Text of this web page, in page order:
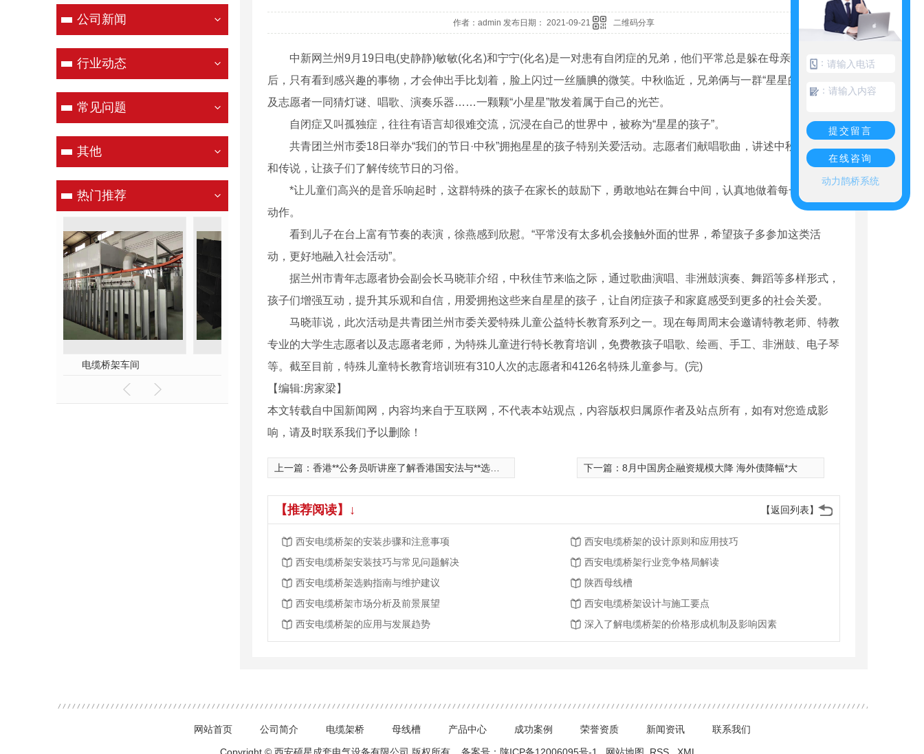
公司新闻
行业动态
常见问题
其他
热门推荐
防火桥架产品 镀锌桥架产品
作者：admin 发布日期： 2021-09-21 二维码分享
中新网兰州9月19日电(史静静)敏敏(化名)和宁宁(化名)是一对患有自闭症的兄弟，他们平常总是躲在母亲徐燕的身
后，只有看到感兴趣的事物，才会伸出手比划着，脸上闪过一丝腼腆的微笑。中秋临近，兄弟俩与一群“星星的孩子”以
及志愿者一同猜灯谜、唱歌、演奏乐器……一颗颗“小星星”散发着属于自己的光芒。
自闭症又叫孤独症，往往有语言却很难交流，沉浸在自己的世界中，被称为“星星的孩子”。
共青团兰州市委18日举办“我们的节日·中秋”拥抱星星的孩子特别关爱活动。志愿者们献唱歌曲，讲述中秋节的来历
和传说，让孩子们了解传统节日的习俗。
*让儿童们高兴的是音乐响起时，这群特殊的孩子在家长的鼓励下，勇敢地站在舞台中间，认真地做着每一个舞蹈
动作。
看到儿子在台上富有节奏的表演，徐燕感到欣慰。“平常没有太多机会接触外面的世界，希望孩子多参加这类活
动，更好地融入社会活动”。
据兰州市青年志愿者协会副会长马晓菲介绍，中秋佳节来临之际，通过歌曲演唱、非洲鼓演奏、舞蹈等多样形式，
孩子们增强互动，提升其乐观和自信，用爱拥抱这些来自星星的孩子，让自闭症孩子和家庭感受到更多的社会关爱。
马晓菲说，此次活动是共青团兰州市委关爱特殊儿童公益特长教育系列之一。现在每周周末会邀请特教老师、特教
专业的大学生志愿者以及志愿者老师，为特殊儿童进行特长教育培训，免费教孩子唱歌、绘画、手工、非洲鼓、电子琴
等。截至目前，特殊儿童特长教育培训班有310人次的志愿者和4126名特殊儿童参与。(完)
【编辑:房家梁】
本文转载自中国新闻网，内容均来自于互联网，不代表本站观点，内容版权归属原作者及站点所有，如有对您造成影
响，请及时联系我们予以删除！
上一篇： 香港**公务员听讲座了解香港国安法与**选举制度 下一篇： 8月中国房企融资规模大降 海外债降幅*大
【返回列表】
【推荐阅读】↓
西安电缆桥架的安装步骤和注意事项
西安电缆桥架的设计原则和应用技巧
西安电缆桥架安装技巧与常见问题解决
西安电缆桥架行业竞争格局解读
西安电缆桥架选购指南与维护建议
陕西母线槽
西安电缆桥架市场分析及前景展望
西安电缆桥架设计与施工要点
西安电缆桥架的应用与发展趋势
深入了解电缆桥架的价格形成机制及影响因素
网站首页 公司简介 电缆架桥 母线槽 产品中心 成功案例 荣誉资质 新闻资讯 联系我们
：
：
提交留言
在线咨询
动力鹊桥系统